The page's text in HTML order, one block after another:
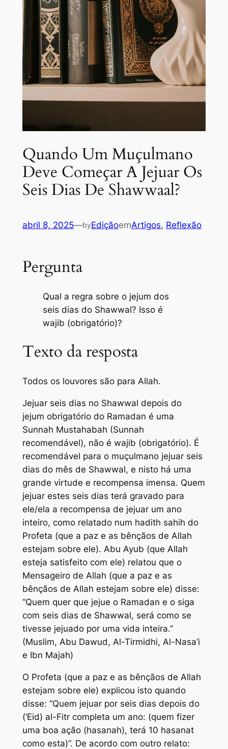
Quando Um Muçulmano
Deve Começar A Jejuar Os
Seis Dias De Shawwaal?
abril 8, 2025—byEdiçãoemArtigos, Reflexão
Pergunta
Qual a regra sobre o jejum dos
seis dias do Shawwal? Isso é
wajib (obrigatório)?
Texto da resposta
Todos os louvores são para Allah.
Jejuar seis dias no Shawwal depois do
jejum obrigatório do Ramadan é uma
Sunnah Mustahabah (Sunnah
recomendável), não é wajib (obrigatório). É
recomendável para o muçulmano jejuar seis
dias do mês de Shawwal, e nisto há uma
grande virtude e recompensa imensa. Quem
jejuar estes seis dias terá gravado para
ele/ela a recompensa de jejuar um ano
inteiro, como relatado num hadith sahih do
Profeta (que a paz e as bênçãos de Allah
estejam sobre ele). Abu Ayub (que Allah
esteja satisfeito com ele) relatou que o
Mensageiro de Allah (que a paz e as
bênçãos de Allah estejam sobre ele) disse:
“Quem quer que jejue o Ramadan e o siga
com seis dias de Shawwal, será como se
tivesse jejuado por uma vida inteira.”
(Muslim, Abu Dawud, Al-Tirmidhi, Al-Nasa’i
e Ibn Majah)
O Profeta (que a paz e as bênçãos de Allah
estejam sobre ele) explicou isto quando
disse: “Quem jejuar por seis dias depois do
(‘Eid) al-Fitr completa um ano: (quem fizer
uma boa ação (hasanah), terá 10 hasanat
como esta)”. De acordo com outro relato: